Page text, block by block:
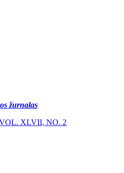
žurnalas
XLVII, NO. 2